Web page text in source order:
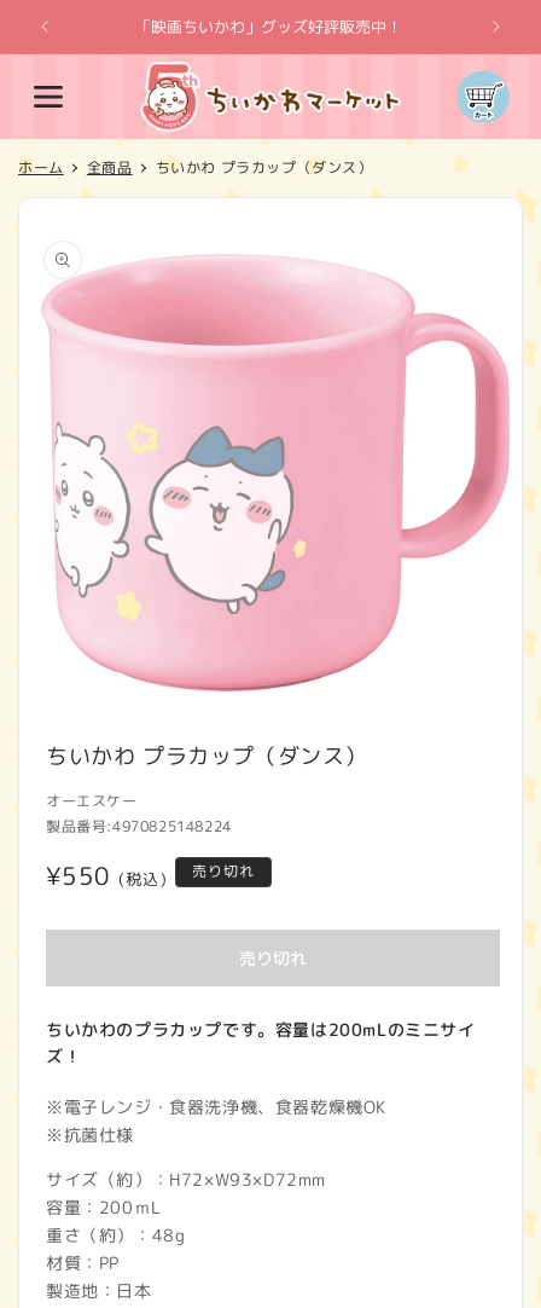
ンツに
進む
「映画ちいかわ」グッズ好評販売中！
カ
ー
ト
ホーム 全商品 ちいかわ プラカップ（ダンス）
報にス
キップ
ちいかわ プラカップ（ダンス）
オーエスケー
製品番号:4970825148224
通
格
¥550 (税込) 売り切れ
売り切れ
ちいかわのプラカップです。容量は200mLのミニサイ
ズ！
※電子レンジ・食器洗浄機、食器乾燥機OK
※抗菌仕様
サイズ（約）：H72×W93×D72mm
容量：200ｍL
重さ（約）：48g
材質：PP
製造地：日本